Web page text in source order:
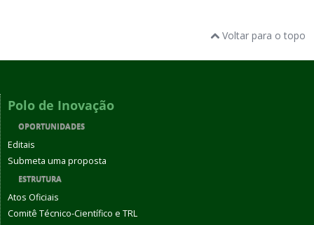
Voltar para o topo
Polo de Inovação
OPORTUNIDADES
Editais
Submeta uma proposta
ESTRUTURA
Atos Oficiais
Comitê Técnico-Científico e TRL